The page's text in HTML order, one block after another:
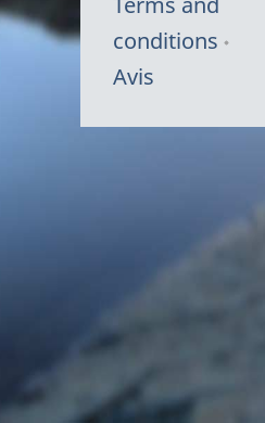
conditions
Avis